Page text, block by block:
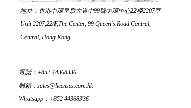
地址：香港中環皇后大道中99號中環中心22楼2207室
Unit 2207,22/F,The Center, 99 Queen's Road Central,
Central, Hong Kong.
電話：+852 44368336
郵箱：sales@licenses.com.hk
Whatsapp：+852 44368336